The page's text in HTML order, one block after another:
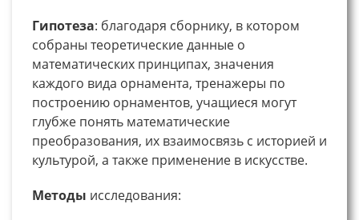
Гипотеза: благодаря сборнику, в котором
собраны теоретические данные о
математических принципах, значения
каждого вида орнамента, тренажеры по
построению орнаментов, учащиеся могут
глубже понять математические
преобразования, их взаимосвязь с историей и
культурой, а также применение в искусстве.
Методы исследования: